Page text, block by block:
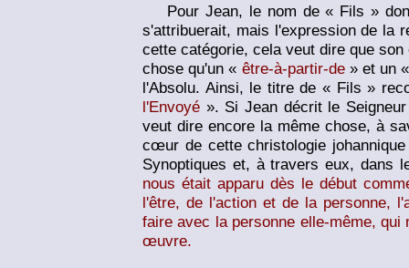
Pour Jean, le nom de « Fils »
s'attribuerait, mais l'expression de la
cette catégorie, cela veut dire que
chose qu'un « être-à-partir-de » et un
l'Absolu. Ainsi, le titre de « Fils »
l'Envoyé ». Si Jean décrit le
veut dire encore la même chose, à
cœur de cette christologie
Synoptiques et, à travers eux, dans
nous était apparu dès le début
l'être, de l'action et de la personne,
faire avec la personne elle-même,
œuvre.